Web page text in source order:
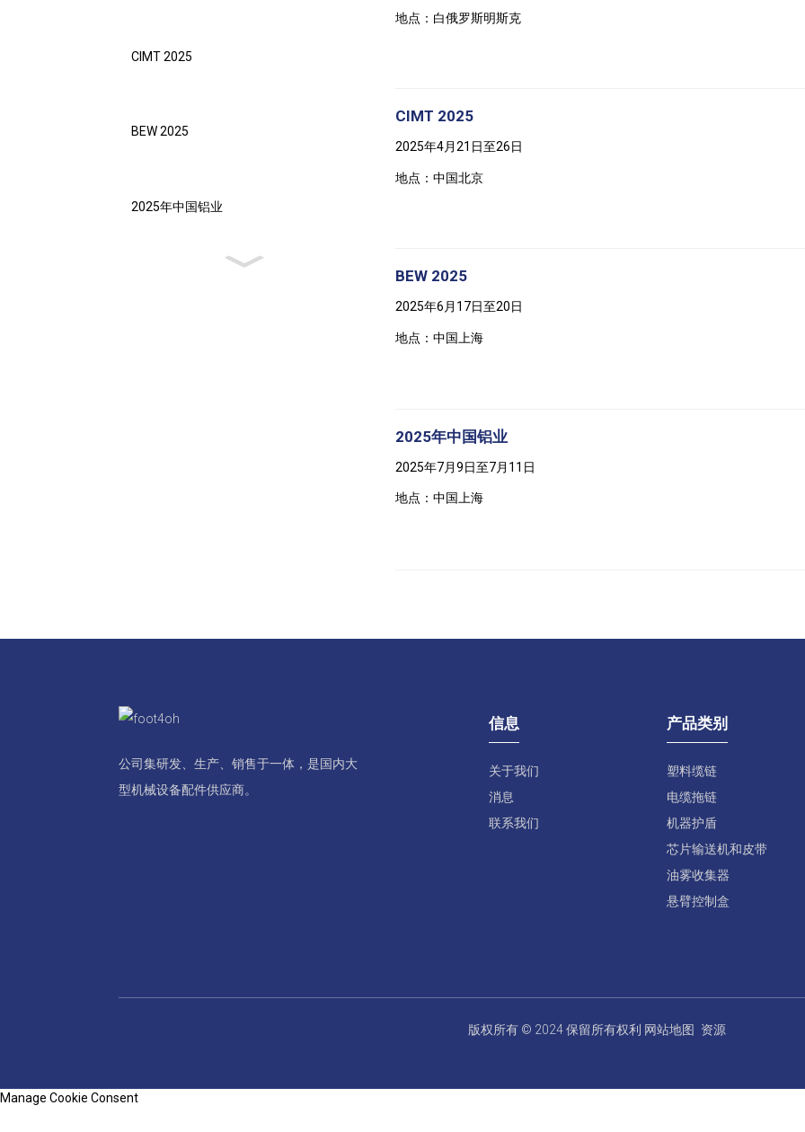
CIMT 2025
BEW 2025
2025年中国铝业
地点：白俄罗斯明斯克
CIMT 2025
2025年4月21日至26日
地点：中国北京
BEW 2025
2025年6月17日至20日
地点：中国上海
2025年中国铝业
2025年7月9日至7月11日
地点：中国上海
公司集研发、生产、销售于一体，是国内大
型机械设备配件供应商。
信息
关于我们
消息
联系我们
产品类别
塑料缆链
电缆拖链
机器护盾
芯片输送机和皮带
油雾收集器
悬臂控制盒
版权所有 © 2024 保留所有权利 网站地图 资源
Manage Cookie Consent